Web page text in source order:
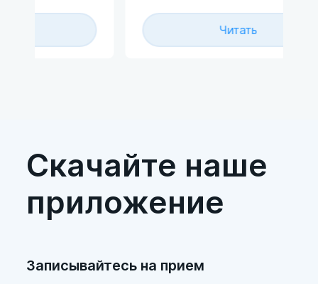
основе «вредных факторов»,
которые регламентированы
Скачайте наше
приложение
Записывайтесь на прием